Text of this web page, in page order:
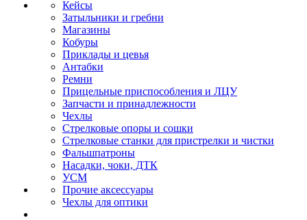
Кейсы
Затыльники и гребни
Магазины
Кобуры
Приклады и цевья
Антабки
Ремни
Прицельные приспособления и ЛЦУ
Запчасти и принадлежности
Чехлы
Стрелковые опоры и сошки
Стрелковые станки для пристрелки и чистки
Фальшпатроны
Насадки, чоки, ДТК
УСМ
Прочие аксессуары
Чехлы для оптики